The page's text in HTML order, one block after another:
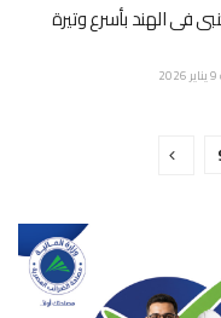
فى الهند بأسرع وتيرة